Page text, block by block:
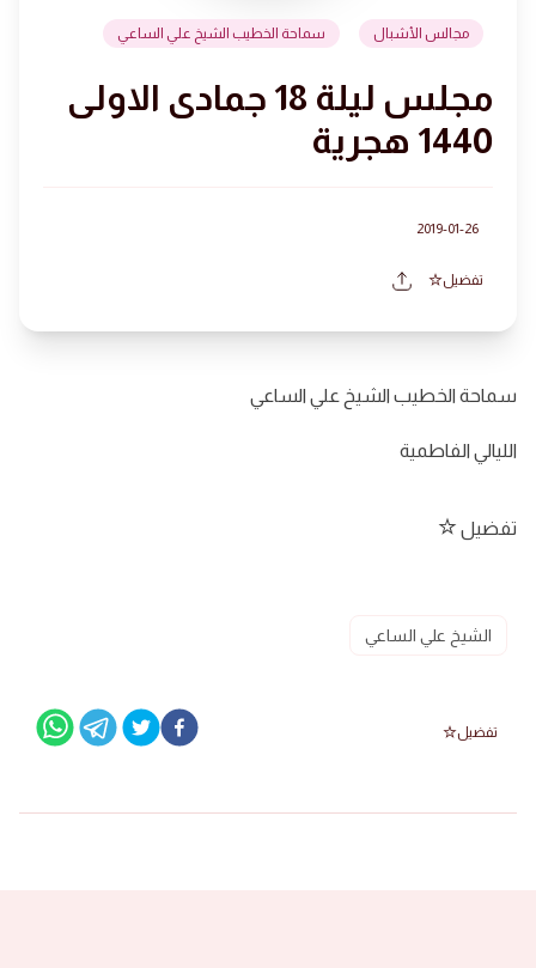
مجالس الأشبال سماحة الخطيب الشيخ علي الساعي
مجلس ليلة 18 جمادى الاولى
1440 هجرية
2019-01-26
تفضيل
سماحة الخطيب الشيخ علي الساعي
الليالي الفاطمية
تفضيل
الشيخ علي الساعي
تفضيل